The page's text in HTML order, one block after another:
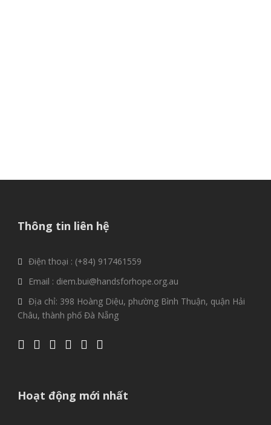
Thông tin liên hệ
Điện thoại : (+84) 917461559
Email : diem.bui@handsforhope.org.au
Địa chỉ: 398 Hoàng Diệu, phường Bình Thuận, quận Hải
Châu, thành phố Đà Nẵng
Hoạt động mới nhất